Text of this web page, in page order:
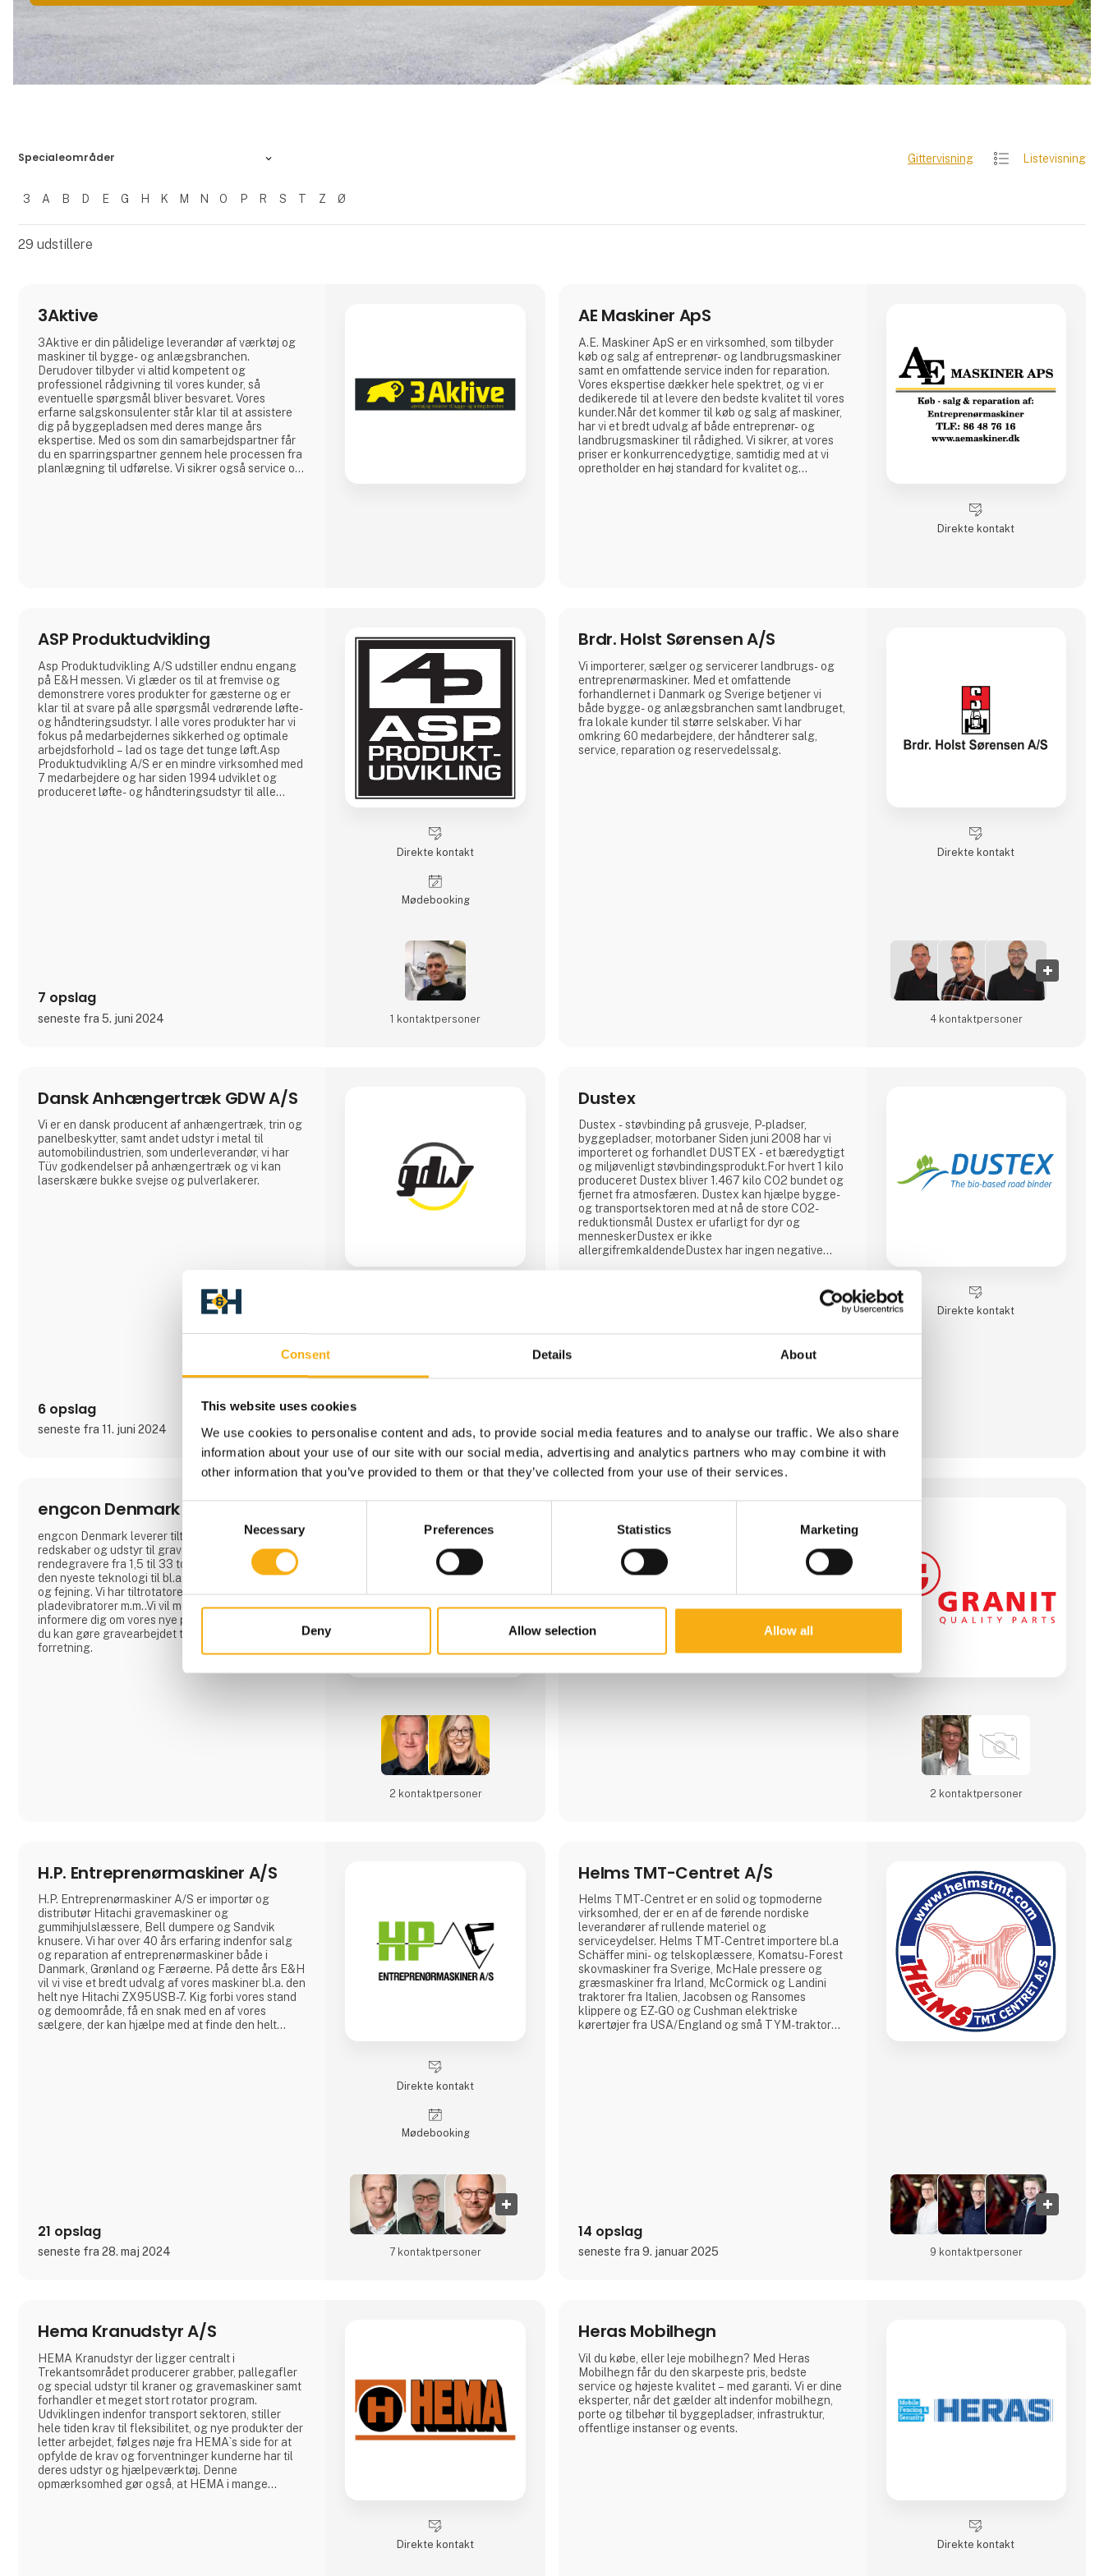
Consent Details About
This website uses cookies
We use cookies to personalise content and ads, to provide social media features and to analyse our traffic. We also share
information about your use of our site with our social media, advertising and analytics partners who may combine it with
other information that you’ve provided to them or that they’ve collected from your use of their services.
Necessary Preferences Statistics Marketing
Deny Allow selection Allow all
Specialeområder
Filtrer resultater
3 A B D E G H K M N O P R S T Z Ø
Gittervisning Listevisning
29 udstillere
3Aktive
3Aktive er din pålidelige leverandør af værktøj og
maskiner til bygge- og anlægsbranchen.
Derudover tilbyder vi altid kompetent og
professionel rådgivning til vores kunder, så
eventuelle spørgsmål bliver besvaret. Vores
erfarne salgskonsulenter står klar til at assistere
dig på byggepladsen med deres mange års
ekspertise. Med os som din samarbejdspartner får
du en sparringspartner gennem hele processen fra
planlægning til udførelse. Vi sikrer også service og
AE Maskiner ApS
A.E. Maskiner ApS er en virksomhed, som tilbyder
køb og salg af entreprenør- og landbrugsmaskiner
samt en omfattende service inden for reparation.
Vores ekspertise dækker hele spektret, og vi er
dedikerede til at levere den bedste kvalitet til vores
kunder.Når det kommer til køb og salg af maskiner,
har vi et bredt udvalg af både entreprenør- og
landbrugsmaskiner til rådighed. Vi sikrer, at vores
priser er konkurrencedygtige, samtidig med at vi
opretholder en høj standard for kvalitet og
Direkte kontakt
ASP Produktudvikling
Asp Produktudvikling A/S udstiller endnu engang
på E&H messen. Vi glæder os til at fremvise og
demonstrere vores produkter for gæsterne og er
klar til at svare på alle spørgsmål vedrørende løfte-
og håndteringsudstyr. I alle vores produkter har vi
fokus på medarbejdernes sikkerhed og optimale
arbejdsforhold – lad os tage det tunge løft.Asp
Produktudvikling A/S er en mindre virksomhed med
7 medarbejdere og har siden 1994 udviklet og
produceret løfte- og håndteringsudstyr til alle
7 opslag
seneste fra 5. juni 2024
Direkte kontakt
Møde­booking
1 kontakt­personer
Brdr. Holst Sørensen A/S
Vi importerer, sælger og servicerer landbrugs- og
entreprenørmaskiner. Med et omfattende
forhandlernet i Danmark og Sverige betjener vi
både bygge- og anlægsbranchen samt landbruget,
fra lokale kunder til større selskaber. Vi har
omkring 60 medarbejdere, der håndterer salg,
service, reparation og reservedelssalg.
Direkte kontakt
4 kontakt­personer
Dansk Anhængertræk GDW A/S
Vi er en dansk producent af anhængertræk, trin og
panelbeskytter, samt andet udstyr i metal til
automobilindustrien, som underleverandør, vi har
Tüv godkendelser på anhængertræk og vi kan
laserskære bukke svejse og pulverlakerer.
6 opslag
seneste fra 11. juni 2024 1 kontakt­personer
Dustex
Dustex - støvbinding på grusveje, P-pladser,
byggepladser, motorbaner Siden juni 2008 har vi
importeret og forhandlet DUSTEX - et bæredygtigt
og miljøvenligt støvbindingsprodukt.For hvert 1 kilo
produceret Dustex bliver 1.467 kilo CO2 bundet og
fjernet fra atmosfæren. Dustex kan hjælpe bygge-
og transportsektoren med at nå de store CO2-
reduktionsmål Dustex er ufarligt for dyr og
menneskerDustex er ikke
allergifremkaldendeDustex har ingen negative
Skandinavien siden 1990 som støvbindingsmiddel.
Direkte kontakt
engcon Denmark A/S
engcon Denmark leverer tiltrotatorer, hurtigskift,
redskaber og udstyr til gravemaskiner og
rendegravere fra 1,5 til 33 tons i vægt.engcon har
den nyeste teknologi til bl.a. gravning, jordflytning,
og fejning. Vi har tiltrotatorer, skovle,
pladevibratorer m.m..Vi vil med glæde vise og
informere dig om vores nye produkter og hvordan
du kan gøre gravearbejdet til en effektiv og sikker
forretning.
2 kontakt­personer
GRANIT Partsunderstøtter 50.000 forhandlere og
værksteder i hele Europa. Siden GRANIT Parts
blev grundlagt, kendetegnes vi ved kompetence,
engagement og lidenskab for vores. Med i alt 28
afdelinger over hele verdenen kommer vi også
tættere på vores kunder.GRANIT Parts tilbyder et
skov have og park, entreprenør og
varer som vi levere til næste dag inden kl. 7:00
2 kontakt­personer
H.P. Entreprenørmaskiner A/S
H.P. Entreprenørmaskiner A/S er importør og
distributør Hitachi gravemaskiner og
gummihjulslæssere, Bell dumpere og Sandvik
knusere. Vi har over 40 års erfaring indenfor salg
og reparation af entreprenørmaskiner både i
Danmark, Grønland og Færøerne. På dette års E&H
vil vi vise et bredt udvalg af vores maskiner bl.a. den
helt nye Hitachi ZX95USB-7. Kig forbi vores stand
og demoområde, få en snak med en af vores
sælgere, der kan hjælpe med at finde den helt
21 opslag
seneste fra 28. maj 2024
Direkte kontakt
Møde­booking
7 kontakt­personer
Helms TMT-Centret A/S
Helms TMT-Centret er en solid og topmoderne
virksomhed, der er en af de førende nordiske
leverandører af rullende materiel og
serviceydelser. Helms TMT-Centret importere bl.a
Schäffer mini- og telskoplæssere, Komatsu-Forest
skovmaskiner fra Sverige, McHale pressere og
græsmaskiner fra Irland, McCormick og Landini
traktorer fra Italien, Jacobsen og Ransomes
klippere og EZ-GO og Cushman elektriske
kørertøjer fra USA/England og små TYM-traktorer
14 opslag
seneste fra 9. januar 2025 9 kontakt­personer
Hema Kranudstyr A/S
HEMA Kranudstyr der ligger centralt i
Trekantsområdet producerer grabber, pallegafler
og special udstyr til kraner og gravemaskiner samt
forhandler et meget stort rotator program.
Udviklingen indenfor transport sektoren, stiller
hele tiden krav til fleksibilitet, og nye produkter der
letter arbejdet, følges nøje fra HEMA`s side for at
opfylde de krav og forventninger kunderne har til
deres udstyr og hjælpeværktøj. Denne
opmærksomhed gør også, at HEMA i mange
Direkte kontakt
Heras Mobilhegn
Vil du købe, eller leje mobilhegn? Med Heras
Mobilhegn får du den skarpeste pris, bedste
service og højeste kvalitet – med garanti. Vi er dine
eksperter, når det gælder alt indenfor mobilhegn,
porte og tilbehør til byggepladser, infrastruktur,
offentlige instanser og events.
Direkte kontakt